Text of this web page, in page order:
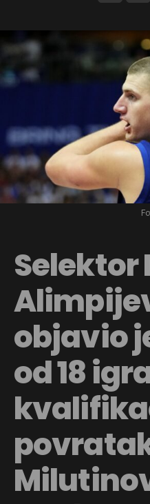
Selektor
objavio
od 18